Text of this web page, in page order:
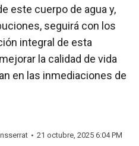
este cuerpo de agua y,
seguirá con los
integral de esta
la calidad de vida
en las inmediaciones de
21 octubre, 2025 6:04 PM